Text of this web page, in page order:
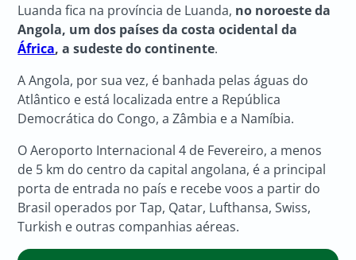
Luanda fica na província de Luanda, no noroeste da
Angola, um dos países da costa ocidental da
África, a sudeste do continente.
A Angola, por sua vez, é banhada pelas águas do
Atlântico e está localizada entre a República
Democrática do Congo, a Zâmbia e a Namíbia.
O Aeroporto Internacional 4 de Fevereiro, a menos
de 5 km do centro da capital angolana, é a principal
porta de entrada no país e recebe voos a partir do
Brasil operados por Tap, Qatar, Lufthansa, Swiss,
Turkish e outras companhias aéreas.